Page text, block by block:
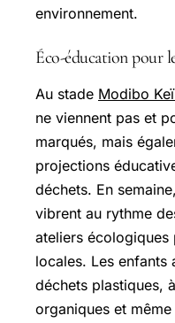
environnement.
Éco-éducation pour
Au stade Modibo
ne viennent pas et
marqués, mais
projections
déchets. En
vibrent au rythme
ateliers écologiques
locales. Les enfants
déchets plastiques,
organiques et